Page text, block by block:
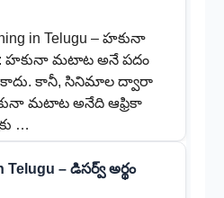
in Telugu – హకునా
హకునా మటాట అనే పదం
కాదు. కానీ, సినిమాల ద్వారా
మటాట అనేది ఆఫ్రికా
…
Telugu – డిసర్వ్ అర్థం